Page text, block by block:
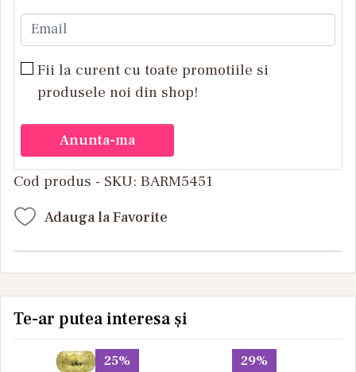
Email
Fii la curent cu toate promotiile si
produsele noi din shop!
Anunta-ma
Cod produs - SKU BARM5451
Adauga la Favorite
Te-ar putea interesa și
25% 29%